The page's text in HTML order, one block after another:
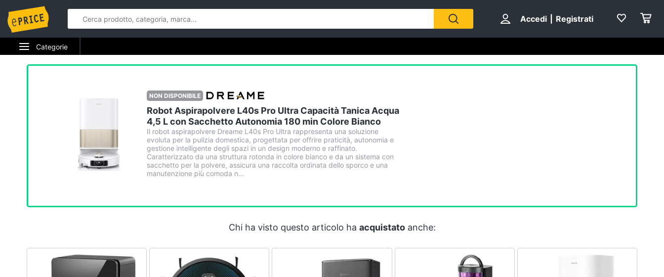
Accedi Registrati
Categorie
NON DISPONIBILE
Robot Aspirapolvere L40s Pro Ultra Capacità Tanica Acqua
4,5 L con Sacchetto Autonomia 180 min Colore Bianco
Il robot aspirapolvere Dreame L40s Pro Ultra rappresenta una soluzione
evoluta per la pulizia domestica, progettata per offrire praticità, autonomia e
gestione intelligente degli spazi in un design moderno e raffinato.
Caratterizzato da una struttura rotonda in colore bianco e da un sistema con
sacchetto per la polvere, assicura una raccolta ordinata dello sporco e una
manutenzione più comoda n...
Chi ha visto questo articolo ha acquistatoanche: